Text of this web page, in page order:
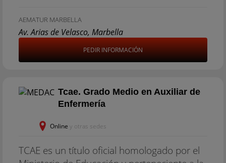
AEMATUR MARBELLA
Av. Arias de Velasco, Marbella
PEDIR INFORMACIÓN
Tcae. Grado Medio en Auxiliar de
Enfermería
Online y otras sedes
TCAE es un título oficial homologado por el